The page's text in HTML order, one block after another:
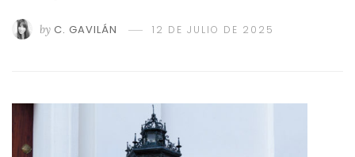
by C. GAVILÁN 12 DE JULIO DE 2025